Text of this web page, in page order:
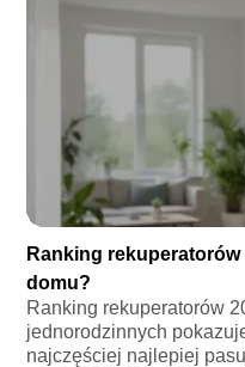
Ranking
domu?
Ranking rekuperatorów
jednorodzinnych
najczęściej najlepiej